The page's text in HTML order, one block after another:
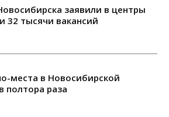
заявили в центры
32 тысячи вакансий
места в Новосибирской
полтора раза